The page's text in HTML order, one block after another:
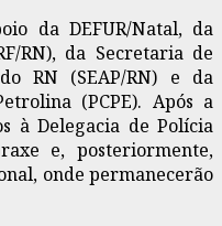
da DEFUR/Natal, da
RN), da Secretaria de
RN (SEAP/RN) e da
(PCPE). Após a
à Delegacia de Polícia
e, posteriormente,
onde permanecerão